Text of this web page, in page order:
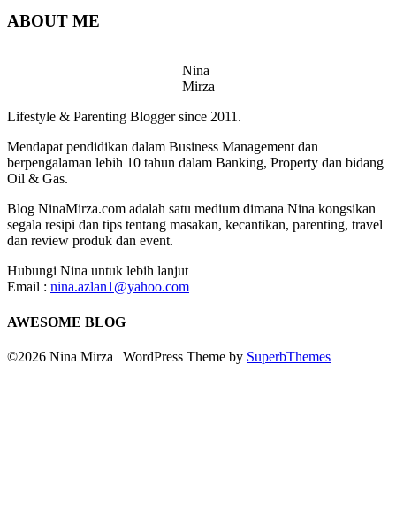
ABOUT ME
Nina
Mirza
Lifestyle & Parenting Blogger since 2011.
Mendapat pendidikan dalam Business Management dan
berpengalaman lebih 10 tahun dalam Banking, Property dan bidang
Oil & Gas.
Blog NinaMirza.com adalah satu medium dimana Nina kongsikan
segala resipi dan tips tentang masakan, kecantikan, parenting, travel
dan review produk dan event.
Hubungi Nina untuk lebih lanjut
Email : nina.azlan1@yahoo.com
AWESOME BLOG
©2026 Nina Mirza | WordPress Theme by SuperbThemes